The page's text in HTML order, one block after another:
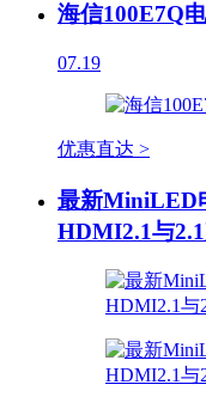
海信100E7Q
07.19
优惠直达 >
最新MiniLED
HDMI2.1与